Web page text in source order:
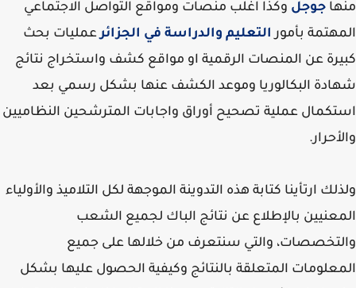
جوجلوكذا اغلب منصات ومواقع التواصل الاجتماعي
بأمور التعليم والدراسة في الجزائرعمليات بحث
عن المنصات الرقمية او مواقع كشف واستخراج نتائج
البكالوريا وموعد الكشف عنها بشكل رسمي بعد
عملية تصحيح أوراق واجابات المترشحين النظاميين
ارتأينا كتابة هذه التدوينة الموجهة لكل التلاميذ والأولياء
بالإطلاع عن نتائج الباك لجميع الشعب
والتي سنتعرف من خلالها على جميع
المتعلقة بالنتائج وكيفية الحصول عليها بشكل